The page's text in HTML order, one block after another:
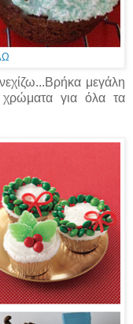
μεγάλη
χρώματα για όλα τα